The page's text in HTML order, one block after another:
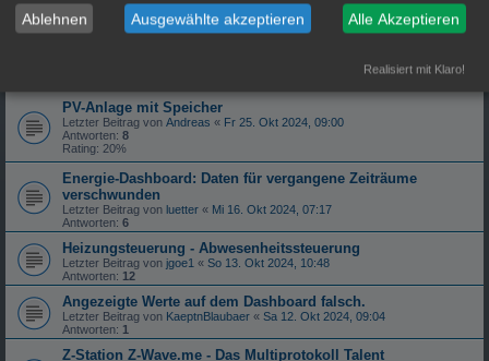
2
Rating: 6.67%
PV-Anlage mit Speicher
Letzter Beitrag von Andreas « Fr 25. Okt 2024, 09:00
Antworten: 8
Rating: 20%
Energie-Dashboard: Daten für vergangene Zeiträume
verschwunden
Letzter Beitrag von luetter « Mi 16. Okt 2024, 07:17
Antworten: 6
Heizungsteuerung - Abwesenheitssteuerung
Letzter Beitrag von jgoe1 « So 13. Okt 2024, 10:48
Antworten: 12
Angezeigte Werte auf dem Dashboard falsch.
Letzter Beitrag von KaeptnBlaubaer « Sa 12. Okt 2024, 09:04
Antworten: 1
Z-Station Z-Wave.me - Das Multiprotokoll Talent
Ablehnen Ausgewählte akzeptieren Alle Akzeptieren
Realisiert mit Klaro!